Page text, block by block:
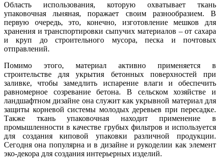
Область использования, которую охватывает ткань
упаковочная льняная, поражает своим разнообразием. В
первую очередь, это, конечно, изготовление мешков для
хранения и транспортировки сыпучих материалов – от сахара
и круп до строительного мусора, песка и почтовых
отправлений.
Помимо этого, материал активно применяется в
строительстве для укрытия бетонных поверхностей при
заливке, чтобы замедлить испарение влаги и обеспечить
равномерное созревание бетона. В сельском хозяйстве и
ландшафтном дизайне она служит как укрывной материал для
защиты корневой системы молодых деревьев при пересадке.
Также ткань упаковочная находит применение в
промышленности в качестве грубых фильтров и используется
для создания киповой упаковки различной продукции.
Сегодня она популярна и в дизайне и рукоделии как элемент
эко-декора для создания интерьерных изделий.